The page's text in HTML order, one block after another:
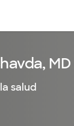
MD
salud